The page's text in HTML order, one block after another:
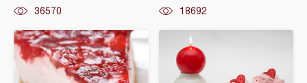
36570 18692